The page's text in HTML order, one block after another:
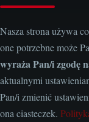
Nasza strona używa
one potrzebne może
wyraża Pan/i zgodę
aktualnymi
Pan/i zmienić
ona ciasteczek.